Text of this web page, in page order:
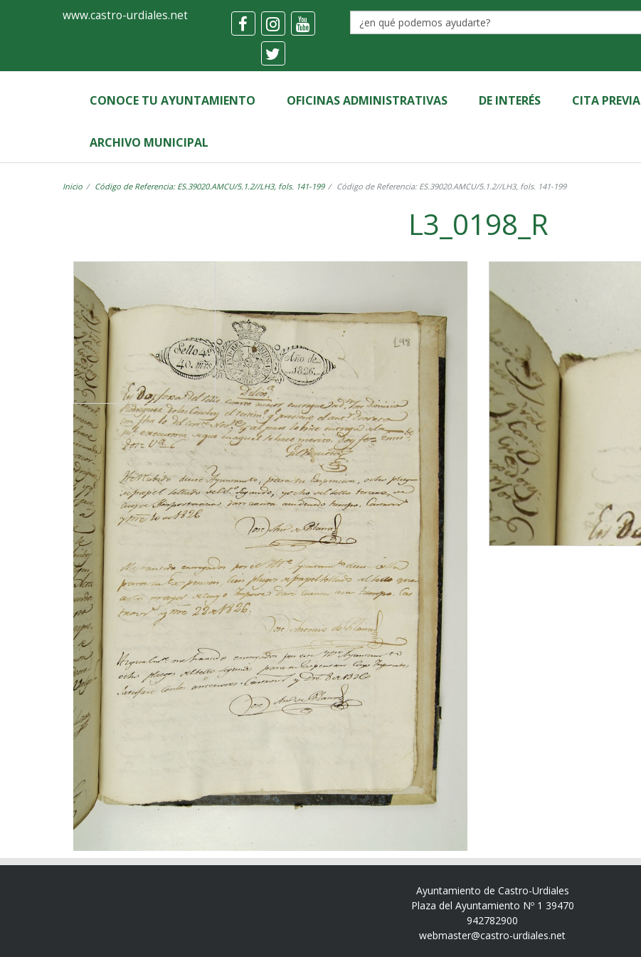
Ayuntamiento
Castro-
Urdiales
www.castro-urdiales.net
CONOCE TU AYUNTAMIENTO OFICINAS ADMINISTRATIVAS DE INTERÉS CITA PREVIA
ARCHIVO MUNICIPAL
Inicio Código de Referencia: ES.39020.AMCU/5.1.2//LH3, fols. 141-199 Código de Referencia: ES.39020.AMCU/5.1.2//LH3, fols. 141-199
L3_0198_R
Ayuntamiento de Castro-Urdiales
Plaza del Ayuntamiento Nº 1 39470
942782900
webmaster@castro-urdiales.net